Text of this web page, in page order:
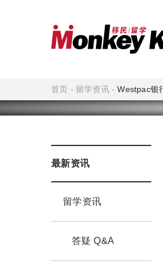
首页 - 留学资讯-Westpac银
最新资讯
留学资讯
答疑 Q&A